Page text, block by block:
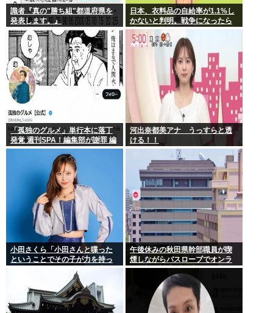
識者『真の"勝ち組"都道府県を
発表します。』
日本、衣料品の自給率が1.1%し
かないと判明。戦争になったら
裸で戦う模様www
「孤独のグルメ」単行本に落丁
発覚 週刊SPA！編集部が謝罪 編
集・印刷工程で不備
河出奈都美アナ うっすらと透
ける！！
小田さくら「小田さんと喋った
ということでその子が力を持っ
てしまわないように、研修生と
午後休みの秋田県幹部職員が喫
煙しながらバスローブでオンラ
イン報道対応 「自宅」との説明
に疑義 背景がラブホテルの客室
ような壁紙